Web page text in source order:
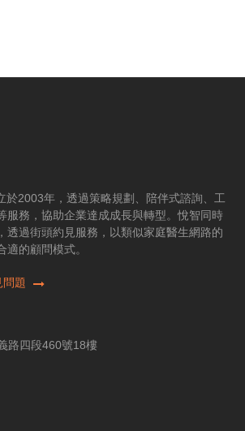
於2003年，透過策略規劃、陪伴式諮詢、工
服務，協助企業達成成長與轉型。悅智同時
透過街頭約見服務，以類似家庭醫生網路的
的顧問模式。
問題
路四段460號18樓